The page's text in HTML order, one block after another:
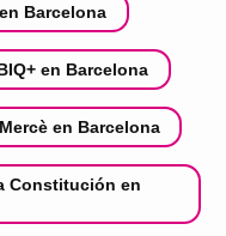
Barcelona
en Barcelona
en Barcelona
Constitución en